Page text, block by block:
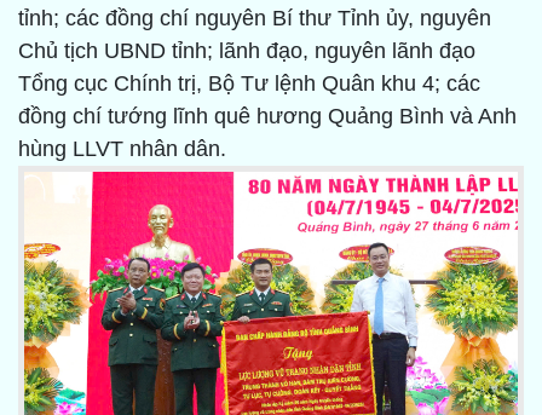
tỉnh; các đồng chí nguyên Bí thư Tỉnh ủy, nguyên
Chủ tịch UBND tỉnh; lãnh đạo, nguyên lãnh đạo
Tổng cục Chính trị, Bộ Tư lệnh Quân khu 4; các
đồng chí tướng lĩnh quê hương Quảng Bình và Anh
hùng LLVT nhân dân.